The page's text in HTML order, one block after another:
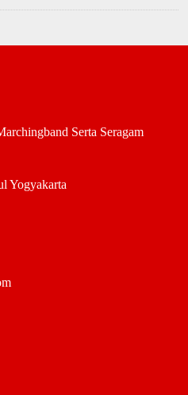
Serta Seragam
Yogyakarta